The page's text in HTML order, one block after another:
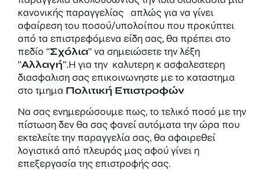
κανονικής παραγγελίας απλώς για να γίνει
αφαίρεση του ποσού/υπολοίπου που προκύπτει
από τα επιστρεφόμενα είδη σας, θα πρέπει στο
πεδίο ‘’Σχόλια’’ να σημειώσετε την λέξη
‘’Αλλαγή’’.Η για την καλυτερη κ ασφαλεστερη
διασφαλιση σας επικοινωνηστε με το καταστημα
στο τμημα Πολιτική Επιστροφών
Να σας ενημερώσουμε πως, το τελικό ποσό με την
πίστωση δεν θα σας φανεί αυτόματα την ώρα που
εκτελείτε την παραγγελία σας, θα αφαιρεθεί
λογιστικά από πλευράς μας αφού γίνει η
επεξεργασία της επιστροφής σας.